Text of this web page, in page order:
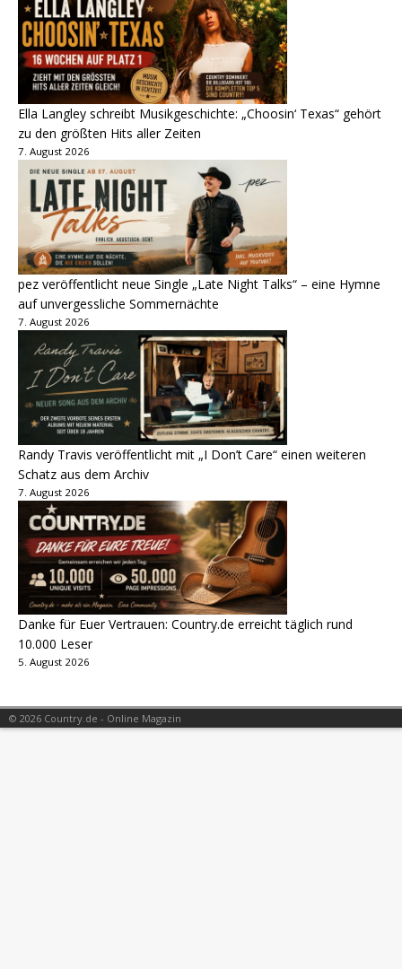
Ella Langley schreibt Musikgeschichte: „Choosin‘ Texas“ gehört
zu den größten Hits aller Zeiten
7. August 2026
pez veröffentlicht neue Single „Late Night Talks“ – eine Hymne
auf unvergessliche Sommernächte
7. August 2026
Randy Travis veröffentlicht mit „I Don’t Care“ einen weiteren
Schatz aus dem Archiv
7. August 2026
Danke für Euer Vertrauen: Country.de erreicht täglich rund
10.000 Leser
5. August 2026
© 2026 Country.de - Online Magazin